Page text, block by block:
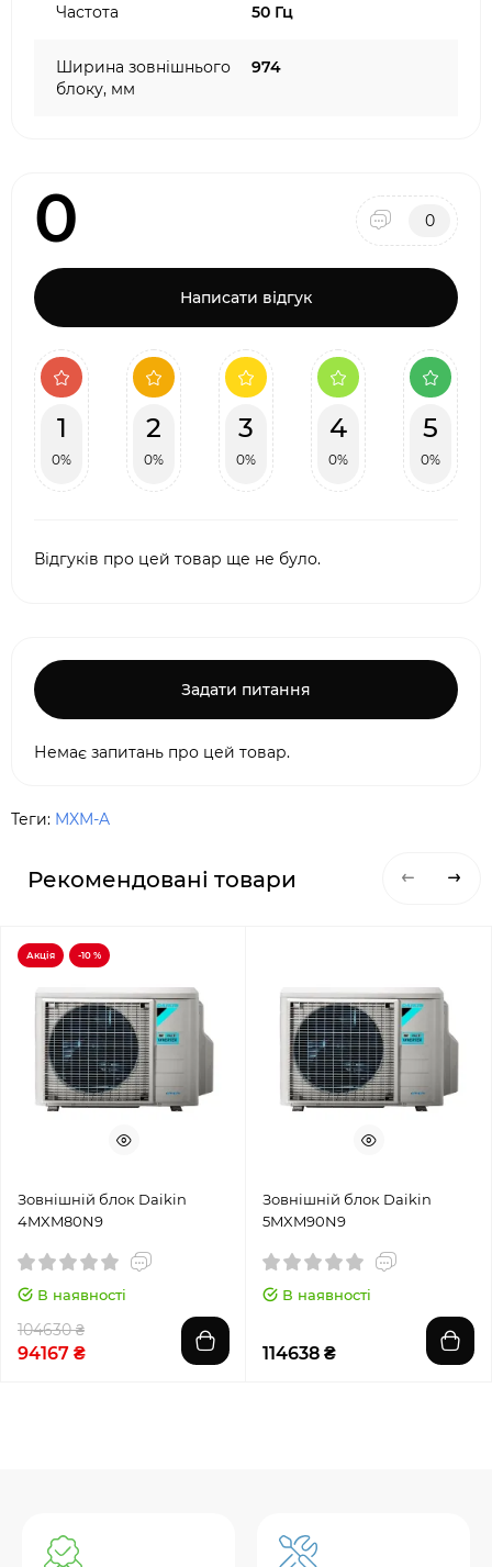
Частота 50 Гц
Ширина зовнішнього
блоку, мм
974
0 0
Написати відгук
1
0%
2
0%
3
0%
4
0%
5
0%
Відгуків про цей товар ще не було.
Задати питання
Немає запитань про цей товар.
Теги: MXM-A
Рекомендовані товари
Акція -10 %
Зовнішній блок Daikin
4MXM80N9
В наявності
104630 ₴
94167 ₴
Зовнішній блок Daikin
5MXM90N9
В наявності
114638 ₴